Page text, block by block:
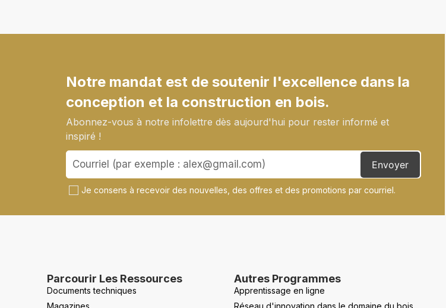
Notre mandat est de soutenir l'excellence dans la
conception et la construction en bois.
Abonnez-vous à notre infolettre dès aujourd'hui pour rester informé et
inspiré !
Je consens à recevoir des nouvelles, des offres et des promotions par courriel.
Envoyer
Parcourir Les Ressources
Documents techniques
Autres Programmes
Apprentissage en ligne